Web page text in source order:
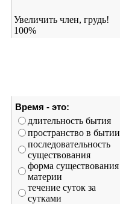
Увеличить член, грудь!
100%
Время - это:
длительность бытия
пространство в бытии
последовательность
существования
форма существования
материи
течение суток за
сутками